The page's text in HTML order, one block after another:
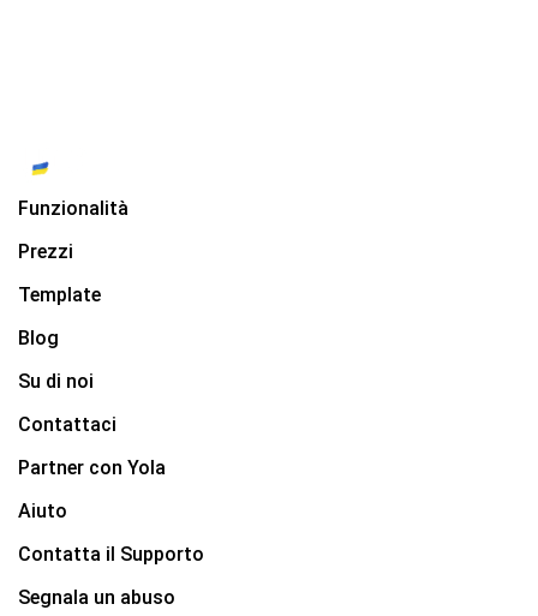
Funzionalità
Prezzi
Template
Blog
Su di noi
Contattaci
Partner con Yola
Aiuto
Contatta il Supporto
Segnala un abuso